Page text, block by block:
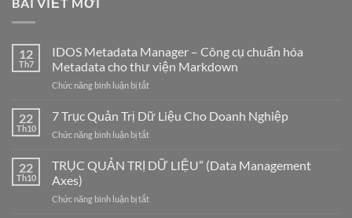
12
Th7
IDOS Metadata Manager – Công cụ chuẩn hóa
Metadata cho thư viện Markdown
Chức năng bình luận bị tắtở
Metadata
Manager
–
cụ
Metadata
22
Th10
7 Trục Quản Trị Dữ Liệu Cho Doanh Nghiệp
Chức năng bình luận bị tắtở
Trục
Quản
Dữ
22
Th10
TRỤC QUẢN TRỊ DỮ LIỆU” (Data Management
Axes)
Chức năng bình luận bị tắtở